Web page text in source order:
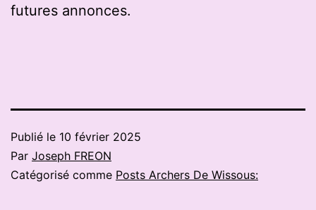
futures annonces.
Publié le 10 février 2025
Par Joseph FREON
Catégorisé comme Posts Archers De Wissous: